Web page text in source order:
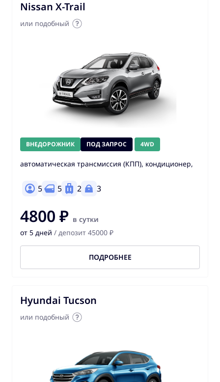
Nissan X-Trail
или подобный
ВНЕДОРОЖНИК ПОД ЗАПРОС 4WD
автоматическая трансмиссия (КПП), кондиционер,
5 5 2 3
4800 ₽ в сутки
от 5 дней / депозит 45000 ₽
ПОДРОБНЕЕ
Hyundai Tucson
или подобный